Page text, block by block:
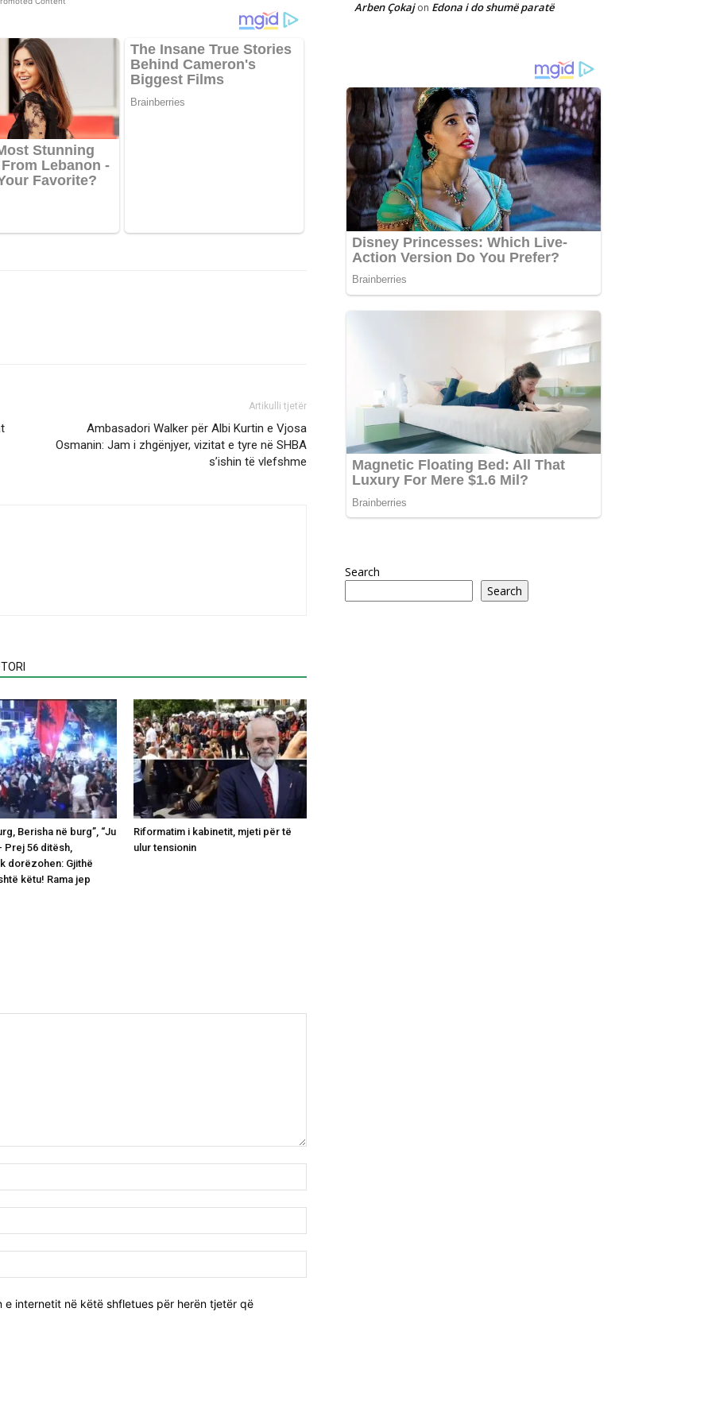
Artikulli tjetër
Ambasadori Walker për Albi Kurtin e Vjosa
Osmanin: Jam i zhgënjyer, vizitat e tyre në SHBA
s’ishin të vlefshme
Berisha në burg”, “Ju
Prej 56 ditësh,
dorëzohen: Gjithë
këtu! Rama jep
Riformatim i kabinetit, mjeti për të
ulur tensionin
internetit në këtë shfletues për herën tjetër që
Arben Çokajon Edona i do shumë paratë
Search
Search